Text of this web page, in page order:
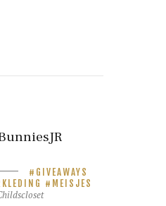
GIVEAWAYS
MEISJES